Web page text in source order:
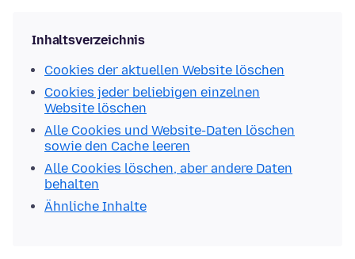
Inhaltsverzeichnis
Cookies der aktuellen Website löschen
Cookies jeder beliebigen einzelnen
Website löschen
Alle Cookies und Website-Daten löschen
sowie den Cache leeren
Alle Cookies löschen, aber andere Daten
behalten
Ähnliche Inhalte